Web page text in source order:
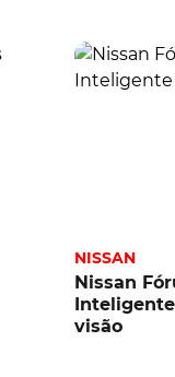
NISSAN
Nissan
visão